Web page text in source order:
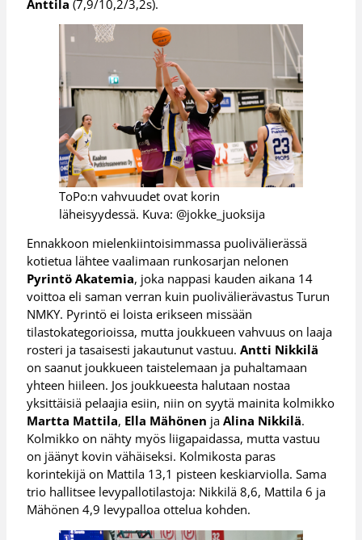
Anttila(7,9/10,2/3,2s).
ToPo:n vahvuudet ovat korin
läheisyydessä. Kuva: @jokke_juoksija
Ennakkoon mielenkiintoisimmassa puolivälierässä
kotietua lähtee vaalimaan runkosarjan nelonen
Pyrintö Akatemia, joka nappasi kauden aikana 14
voittoa eli saman verran kuin puolivälierävastus Turun
NMKY. Pyrintö ei loista erikseen missään
tilastokategorioissa, mutta joukkueen vahvuus on laaja
rosteri ja tasaisesti jakautunut vastuu.Antti Nikkilä
on saanut joukkueen taistelemaan ja puhaltamaan
yhteen hiileen. Jos joukkueesta halutaan nostaa
yksittäisiä pelaajia esiin, niin on syytä mainita kolmikko
Martta Mattila, Ella Mähönen jaAlina Nikkilä.
Kolmikko on nähty myös liigapaidassa, mutta vastuu
on jäänyt kovin vähäiseksi. Kolmikosta paras
korintekijä on Mattila 13,1 pisteen keskiarviolla. Sama
trio hallitsee levypallotilastoja: Nikkilä 8,6, Mattila 6 ja
Mähönen 4,9 levypalloa ottelua kohden.